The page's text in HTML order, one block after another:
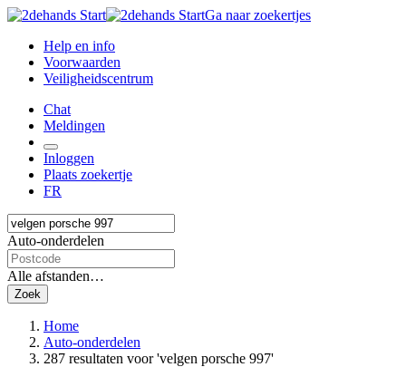
Ga naar zoekertjes
Help en info
Voorwaarden
Veiligheidscentrum
Chat
Meldingen
Inloggen
Plaats zoekertje
FR
Auto-onderdelen
Alle afstanden…
Zoek
Home
Auto-onderdelen
287 resultaten voor 'velgen porsche 997'